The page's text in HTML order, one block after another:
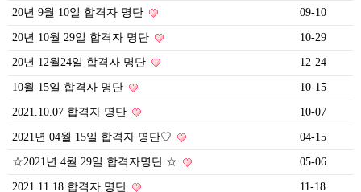
20년 9월 10일 합격자 명단 09-10
20년 10월 29일 합격자 명단 10-29
20년 12월24일 합격자 명단 12-24
10월 15일 합격자 명단 10-15
2021.10.07 합격자 명단 10-07
2021년 04월 15일 합격자 명단♡ 04-15
☆2021년 4월 29일 합격자명단 ☆ 05-06
2021.11.18 합격자 명단 11-18